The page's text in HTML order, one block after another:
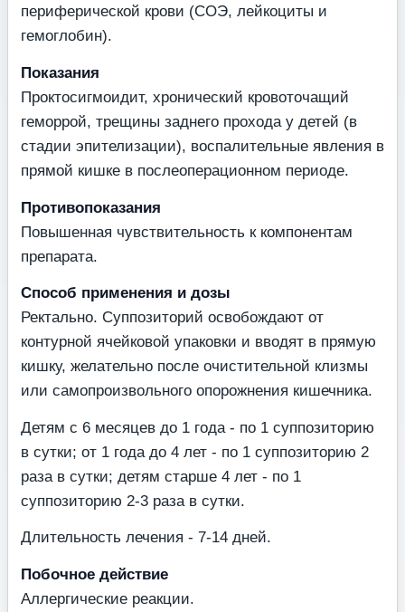
периферической крови (СОЭ, лейкоциты и
гемоглобин).
Показания
Проктосигмоидит, хронический кровоточащий
геморрой, трещины заднего прохода у детей (в
стадии эпителизации), воспалительные явления в
прямой кишке в послеоперационном периоде.
Противопоказания
Повышенная чувствительность к компонентам
препарата.
Способ применения и дозы
Ректально. Суппозиторий освобождают от
контурной ячейковой упаковки и вводят в прямую
кишку, желательно после очистительной клизмы
или самопроизвольного опорожнения кишечника.
Детям с 6 месяцев до 1 года - по 1 суппозиторию
в сутки; от 1 года до 4 лет - по 1 суппозиторию 2
раза в сутки; детям старше 4 лет - по 1
суппозиторию 2-3 раза в сутки.
Длительность лечения - 7-14 дней.
Побочное действие
Аллергические реакции.